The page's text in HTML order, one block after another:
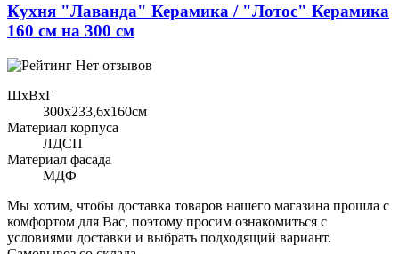
Кухня "Лаванда" Керамика / "Лотос" Керамика
160 см на 300 см
Нет отзывов
ШхВхГ
300x233,6х160см
Материал корпуса
ЛДСП
Материал фасада
МДФ
Мы хотим, чтобы доставка товаров нашего магазина прошла с
комфортом для Вас, поэтому просим ознакомиться с
условиями доставки и выбрать подходящий вариант.